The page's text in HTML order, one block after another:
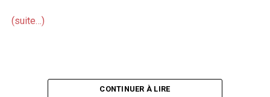
(suite…)
CONTINUER À LIRE